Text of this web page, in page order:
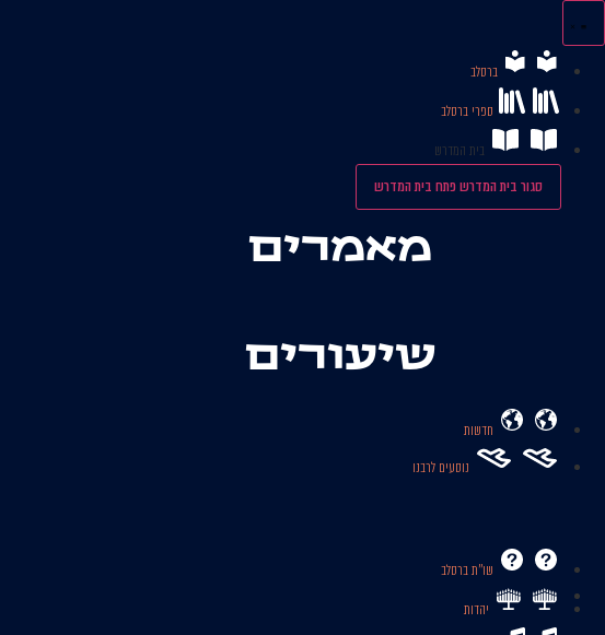
לתוכן
ברסלב
ספרי ברסלב
בית המדרש
סגור בית המדרשפתח בית המדרש
מאמרים
שיעורים
חדשות
נוסעים לרבנו
שו’’ת ברסלב
יהדות